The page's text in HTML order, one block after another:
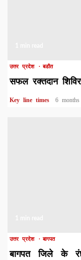
उत्तर प्रदेश बडौत
सफल रक्तदान
Key line times 6
उत्तर प्रदेश बागपत
बागपत जिले के